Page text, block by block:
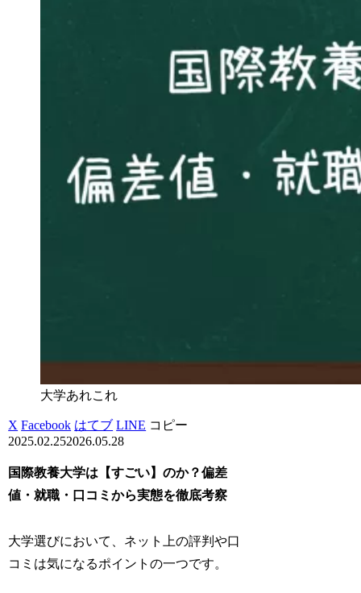
大学あれこれ
X Facebook はてブ LINE コピー
2025.02.252026.05.28
国際教養大学は【すごい】のか？偏差
値・就職・口コミから実態を徹底考察
大学選びにおいて、ネット上の評判や口
コミは気になるポイントの一つです。